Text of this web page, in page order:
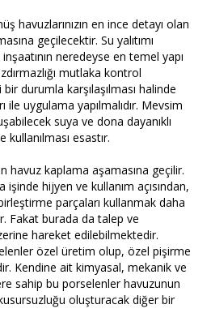
havuzlarınızın en ince detayı olan
geçilecektir. Su yalıtımı
neredeyse en temel yapı
mutlaka kontrol
durumla karşılaşılması halinde
ile uygulama yapılmalıdır. Mevsim
suya ve dona dayanıklı
esastır.
havuz kaplama aşamasına geçilir.
işinde hijyen ve kullanım açısından,
parçaları kullanmak daha
Fakat burada da talep ve
hareket edilebilmektedir.
özel üretim olup, özel pişirme
Kendine ait kimyasal, mekanik ve
sahip bu porselenler havuzunun
oluşturacak diğer bir